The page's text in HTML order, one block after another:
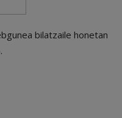
bilatzaile honetan